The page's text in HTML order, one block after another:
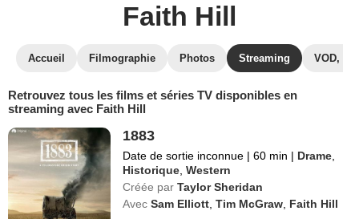
Faith Hill
Accueil Filmographie Photos Streaming VOD,
Retrouvez tous les films et séries TV disponibles en
streaming avec Faith Hill
1883
Date de sortie inconnue | 60 min | Drame
Historique ,Western
Créée par Taylor Sheridan
Avec Sam Elliott ,Tim McGraw Faith Hill